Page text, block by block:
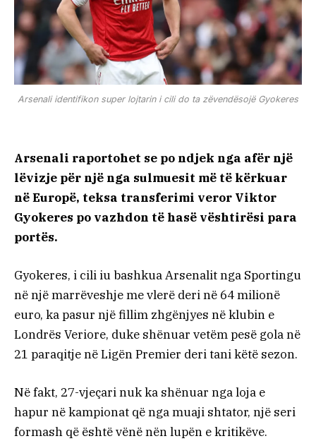
Arsenali identifikon super lojtarin i cili do ta zëvendësojë Gyokeres
Arsenali raportohet se po ndjek nga afër një
lëvizje për një nga sulmuesit më të kërkuar
në Europë, teksa transferimi veror Viktor
Gyokeres po vazhdon të hasë vështirësi para
portës.
Gyokeres, i cili iu bashkua Arsenalit nga Sportingu
në një marrëveshje me vlerë deri në 64 milionë
euro, ka pasur një fillim zhgënjyes në klubin e
Londrës Veriore, duke shënuar vetëm pesë gola në
21 paraqitje në Ligën Premier deri tani këtë sezon.
Në fakt, 27-vjeçari nuk ka shënuar nga loja e
hapur në kampionat që nga muaji shtator, një seri
formash që është vënë nën lupën e kritikëve.